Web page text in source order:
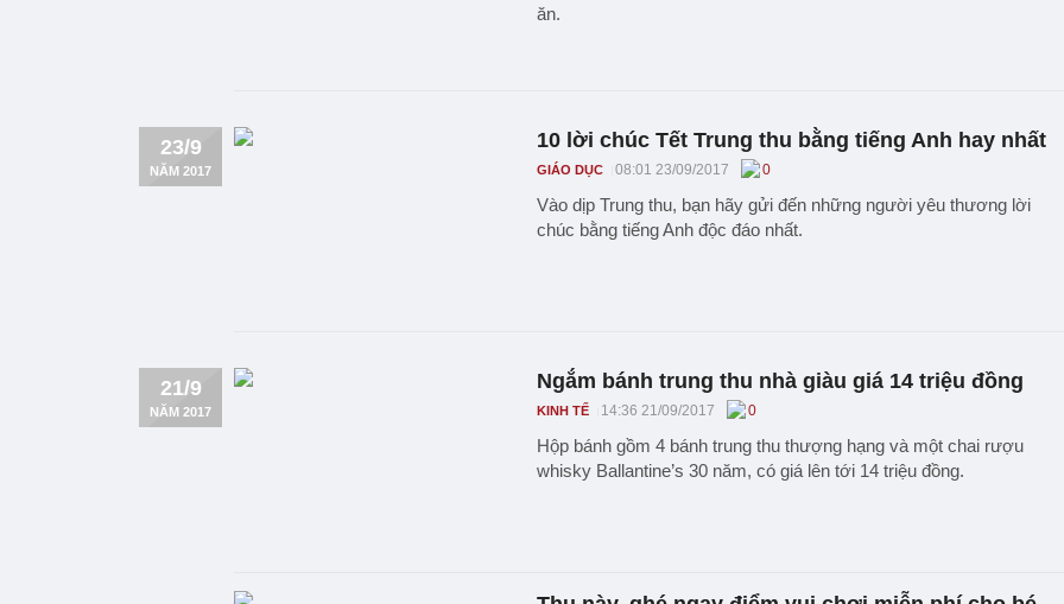
ăn.
23/9
NĂM 2017
10 lời chúc Tết Trung thu bằng tiếng Anh hay nhất
GIÁO DỤC 08:01 23/09/2017 0
Vào dịp Trung thu, bạn hãy gửi đến những người yêu thương lời
chúc bằng tiếng Anh độc đáo nhất.
21/9
NĂM 2017
Ngắm bánh trung thu nhà giàu giá 14 triệu đồng
KINH TẾ 14:36 21/09/2017 0
Hộp bánh gồm 4 bánh trung thu thượng hạng và một chai rượu
whisky Ballantine’s 30 năm, có giá lên tới 14 triệu đồng.